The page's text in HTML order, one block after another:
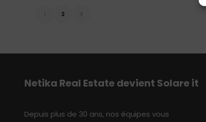
1 2 3
Netika Real Estatedevient Solareit
Depuis plus de 30 ans, nos équipes vous